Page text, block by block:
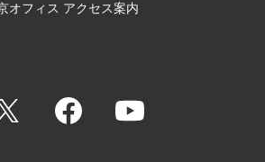
オフィス アクセス案内
Facebook